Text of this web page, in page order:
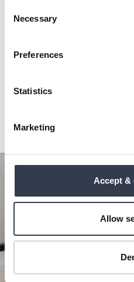
Selection
Necessary
Preferences
Statistics
Marketing
Accept &
Allow
(z.B. Öffnungen und Klicks) zur
Newsletter widerrufen. Weitere
Die mit einem Stern (*)